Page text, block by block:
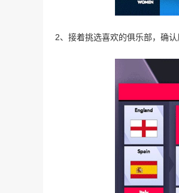
2、接着挑选喜欢的俱乐部，确